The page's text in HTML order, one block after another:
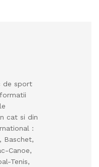
de sport
cat si din
:
Baschet,
Canoe,
Tenis,